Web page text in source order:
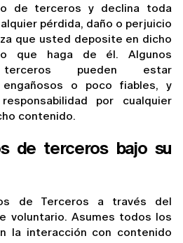
de terceros y declina toda
pérdida, daño o perjuicio
que usted deposite en dicho
que haga de él. Algunos
pueden estar
engañosos o poco fiables, y
por cualquier
contenido.
de terceros bajo su
de Terceros a través del
voluntario. Asumes todos los
la interacción con contenido